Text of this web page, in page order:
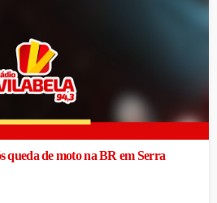
queda de moto na BR em Serra